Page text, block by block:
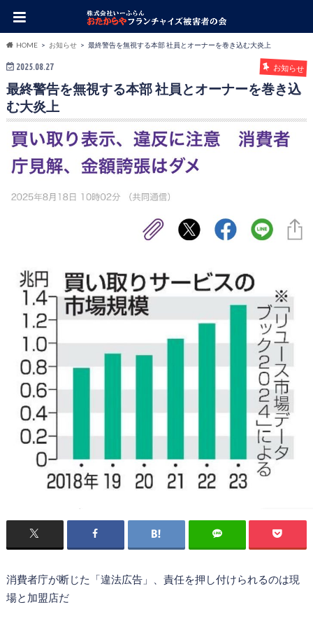
HOME お知らせ 最終警告を無視する本部 社員とオーナーを巻き込む大炎上
2025.08.27 お知らせ
最終警告を無視する本部 社員とオーナーを巻き込
む大炎上
消費者庁が断じた「違法広告」、責任を押し付けられるのは現
場と加盟店だ